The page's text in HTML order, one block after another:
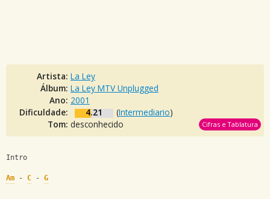
Artista: La Ley
Álbum: La Ley MTV Unplugged
Ano: 2001
Dificuldade:
4.21 (Intermediario)
Tom: desconhecido Cifras e Tablatura
Intro
Am - C - G